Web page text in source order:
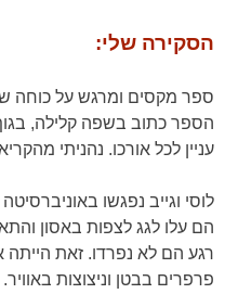
הסקירה שלי:
ספר מקסים ומרגש על כוחה
הספר כתוב בשפה קלילה,
עניין לכל אורכו. נהניתי
לוסי וגייב נפגשו
הם עלו לגג לצפות באסון
רגע הם לא נפרדו. זאת
פרפרים בבטן וניצוצות